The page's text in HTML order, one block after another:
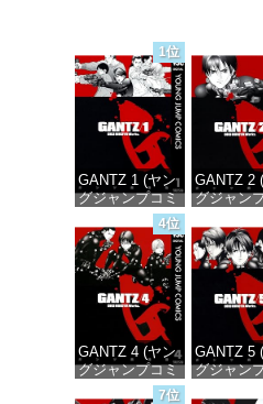
1位
GANTZ 1 (ヤン
グジャンプコミ
ックスDIGITAL)
価格：¥100
GANTZ 2
グジャン
ックス
価格
4位
GANTZ 4 (ヤン
グジャンプコミ
ックスDIGITAL)
GANTZ 5
グジャン
ックス
7位